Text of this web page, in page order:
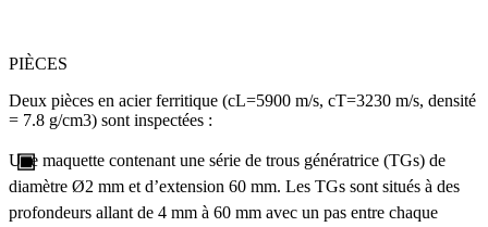
PIÈCES
Deux pièces en acier ferritique (cL=5900 m/s, cT=3230 m/s, densité
= 7.8 g/cm3) sont inspectées :
Une maquette contenant une série de trous génératrice (TGs) de
diamètre Ø2 mm et d’extension 60 mm. Les TGs sont situés à des
profondeurs allant de 4 mm à 60 mm avec un pas entre chaque